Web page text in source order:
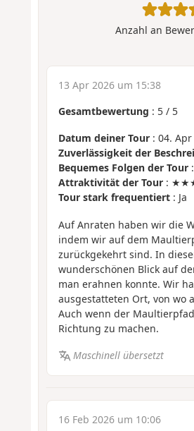
Anzahl an
13 Apr 2026 um 15:38
Gesamtbewertung : 5/ 5
Datum deiner Tour: 04. Apr
Zuverlässigkeit der
Bequemes Folgen der Tour:
Attraktivität der Tour:
Tour stark frequentiert: Ja
Auf Anraten haben wir die
indem wir auf dem
zurückgekehrt sind. In
wunderschönen Blick auf
man erahnen konnte. Wir
ausgestatteten Ort, von wo
Auch wenn der
Richtung zu machen.
Maschinell übersetzt
16 Feb 2026 um 10:06